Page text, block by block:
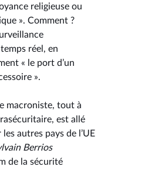
religieuse ou
». Comment ?
réel, en
« le port d’un
».
macroniste, tout à
est allé
les autres pays de l’UE
Berrios
de la sécurité